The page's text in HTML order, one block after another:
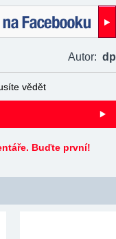
Autor: dp
vědět
Buďte první!